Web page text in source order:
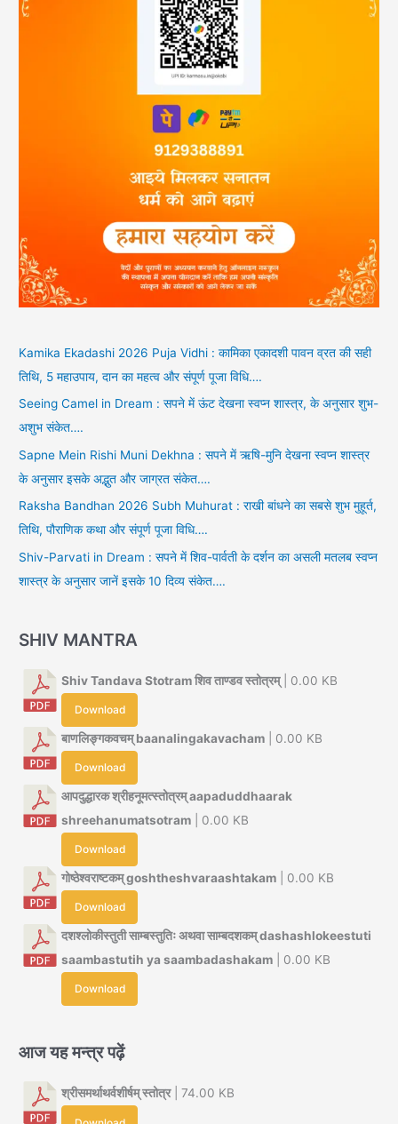
Kamika Ekadashi 2026 Puja Vidhi : कामिका एकादशी पावन व्रत की सही
तिथि, 5 महाउपाय, दान का महत्व और संपूर्ण पूजा विधि….
Seeing Camel in Dream : सपने में ऊंट देखना स्वप्न शास्त्र, के अनुसार शुभ-
अशुभ संकेत….
Sapne Mein Rishi Muni Dekhna : सपने में ऋषि-मुनि देखना स्वप्न शास्त्र
के अनुसार इसके अद्भुत और जाग्रत संकेत….
Raksha Bandhan 2026 Subh Muhurat : राखी बांधने का सबसे शुभ मुहूर्त,
तिथि, पौराणिक कथा और संपूर्ण पूजा विधि….
Shiv-Parvati in Dream : सपने में शिव-पार्वती के दर्शन का असली मतलब स्वप्न
शास्त्र के अनुसार जानें इसके 10 दिव्य संकेत….
SHIV MANTRA
Shiv Tandava Stotram शिव ताण्डव स्तोत्रम्| 0.00 KB
Download
बाणलिङ्गकवचम् baanalingakavacham | 0.00 KB
Download
आपदुद्धारक श्रीहनूमत्स्तोत्रम् aapaduddhaarak
shreehanumatsotram | 0.00 KB
Download
गोष्ठेश्वराष्टकम् goshtheshvaraashtakam | 0.00 KB
Download
दशश्लोकीस्तुती साम्बस्तुतिः अथवा साम्बदशकम् dashashlokeestuti
saambastutih ya saambadashakam | 0.00 KB
Download
आज यह मन्त्र पढ़ें
श्रीसमर्थाथर्वशीर्षम् स्तोत्र| 74.00 KB